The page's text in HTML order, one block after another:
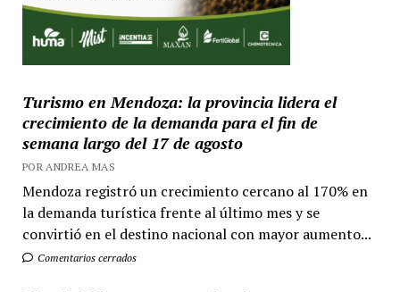
Turismo en Mendoza: la provincia lidera el
crecimiento de la demanda para el fin de
semana largo del 17 de agosto
POR ANDREA MAS
Mendoza registró un crecimiento cercano al 170% en
la demanda turística frente al último mes y se
convirtió en el destino nacional con mayor aumento...
Comentarios cerrados